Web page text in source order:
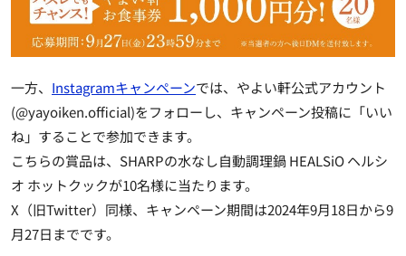
一方、 Instagramキャンペーンでは、やよい軒公式アカウント
(@yayoiken.official)をフォローし、 キャンペーン投稿に「いい
ね」することで参加できます。
こちらの賞品は、SHARPの水なし自動調理鍋 HEALSiO ヘルシ
オ ホットクックが10名様に当たります。
X（旧Twitter）同様、キャンペーン期間は2024年9月18日から9
月27日までです。